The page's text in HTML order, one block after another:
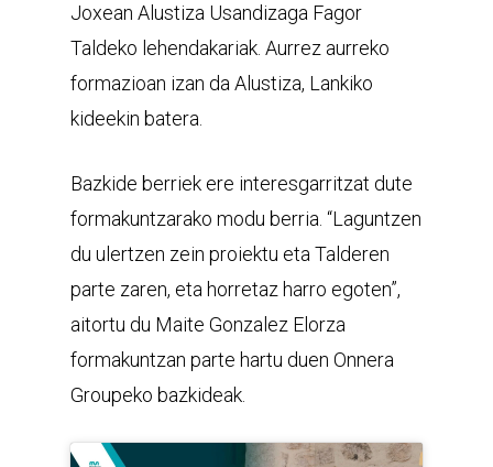
Joxean Alustiza Usandizaga Fagor
Taldeko lehendakariak. Aurrez aurreko
formazioan izan da Alustiza, Lankiko
kideekin batera.
Bazkide berriek ere interesgarritzat dute
formakuntzarako modu berria. “Laguntzen
du ulertzen zein proiektu eta Talderen
parte zaren, eta horretaz harro egoten”,
aitortu du Maite Gonzalez Elorza
formakuntzan parte hartu duen Onnera
Groupeko bazkideak.